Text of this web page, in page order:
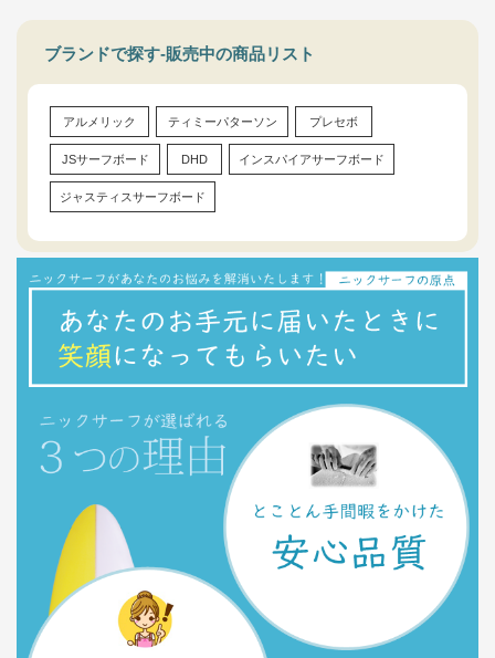
ブランドで探す-販売中の商品リスト
アルメリック ティミーパターソン プレセボ
JSサーフボード DHD インスパイアサーフボード
ジャスティスサーフボード